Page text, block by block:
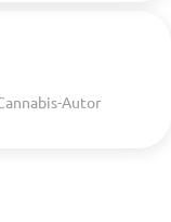
Autor